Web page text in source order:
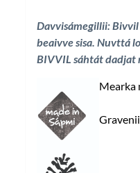
Davvisámegillii:
beaivve sisa. Nuvttá
BIVVIL sáhtát dadjat
Mearka